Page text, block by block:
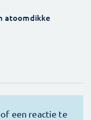
atoomdikke